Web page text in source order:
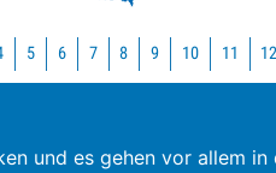
5 6 7 8 9 10 11 12
und es gehen vor allem in